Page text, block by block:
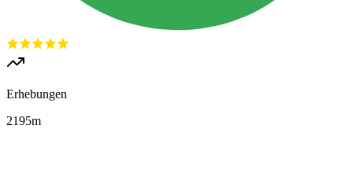
Erhebungen
2195m